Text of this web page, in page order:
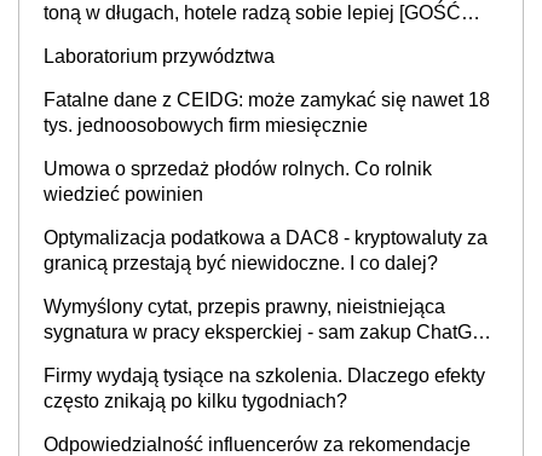
toną w długach, hotele radzą sobie lepiej [GOŚĆ
Laboratorium przywództwa
Fatalne dane z CEIDG: może zamykać się nawet 18
tys. jednoosobowych firm miesięcznie
Umowa o sprzedaż płodów rolnych. Co rolnik
wiedzieć powinien
Optymalizacja podatkowa a DAC8 - kryptowaluty za
granicą przestają być niewidoczne. I co dalej?
Wymyślony cytat, przepis prawny, nieistniejąca
sygnatura w pracy eksperckiej - sam zakup ChatGPT
Firmy wydają tysiące na szkolenia. Dlaczego efekty
często znikają po kilku tygodniach?
Odpowiedzialność influencerów za rekomendacje